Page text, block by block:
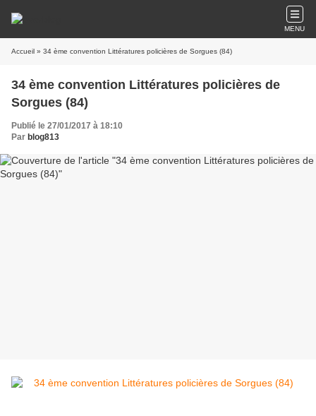
MENU
Accueil » 34 ème convention Littératures policières de Sorgues (84)
34 ème convention Littératures policières de
Sorgues (84)
Publié le 27/01/2017 à 18:10
Par blog813